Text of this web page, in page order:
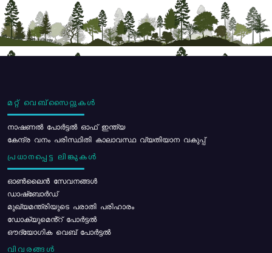
മറ്റ് വെബ്സൈറ്റുകൾ
നാഷണൽ പോർട്ടൽ ഓഫ് ഇന്ത്യ
കേന്ദ്ര വനം പരിസ്ഥിതി കാലാവസ്ഥ വ്യതിയാന വകുപ്പ്
പ്രധാനപ്പെട്ട ലിങ്കുകൾ
ഓൺലൈൻ സേവനങ്ങൾ
ഡാഷ്ബോർഡ്
മുഖ്യമന്ത്രിയുടെ പരാതി പരിഹാരം
ഡോക്യുമെൻ്റ് പോർട്ടൽ
ഔദ്യോഗിക വെബ് പോർട്ടൽ
വിവരങ്ങൾ